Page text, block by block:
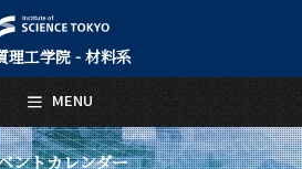
理工学院 - 材料系
ントカレンダー
MENU
English